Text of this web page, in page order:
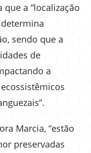
a “localização
sendo que a
de
a
Marcia, “estão
preservadas